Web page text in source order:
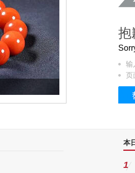
这个3.2米的长卷，还
抱
输
页
本
1